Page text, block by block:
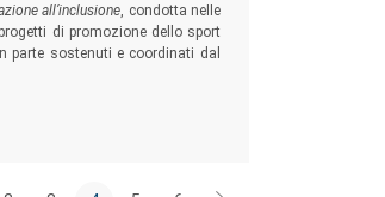
all’inclusione, condotta nelle
di promozione dello sport
parte sostenuti e coordinati dal